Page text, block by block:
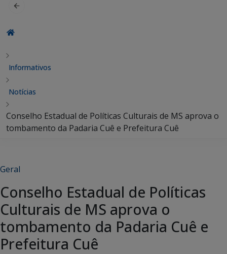
Informativos
Notícias
Conselho Estadual de Políticas Culturais de MS aprova o
tombamento da Padaria Cuê e Prefeitura Cuê
Geral
Conselho Estadual de Políticas
Culturais de MS aprova o
tombamento da Padaria Cuê e
Prefeitura Cuê